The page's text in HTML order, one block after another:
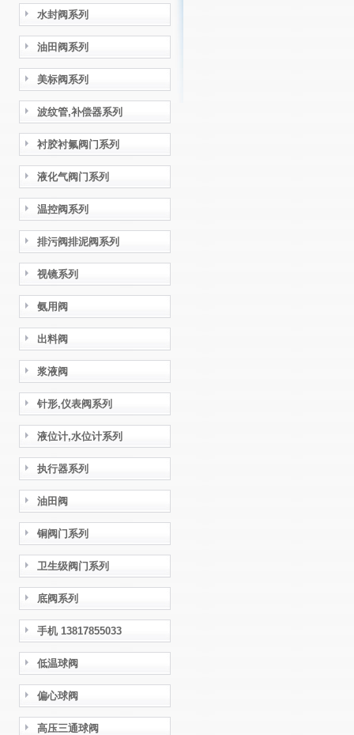
水封阀系列
油田阀系列
美标阀系列
波纹管,补偿器系列
衬胶衬氟阀门系列
液化气阀门系列
温控阀系列
排污阀排泥阀系列
视镜系列
氨用阀
出料阀
浆液阀
针形,仪表阀系列
液位计,水位计系列
执行器系列
油田阀
铜阀门系列
卫生级阀门系列
底阀系列
手机 13817855033
低温球阀
偏心球阀
高压三通球阀